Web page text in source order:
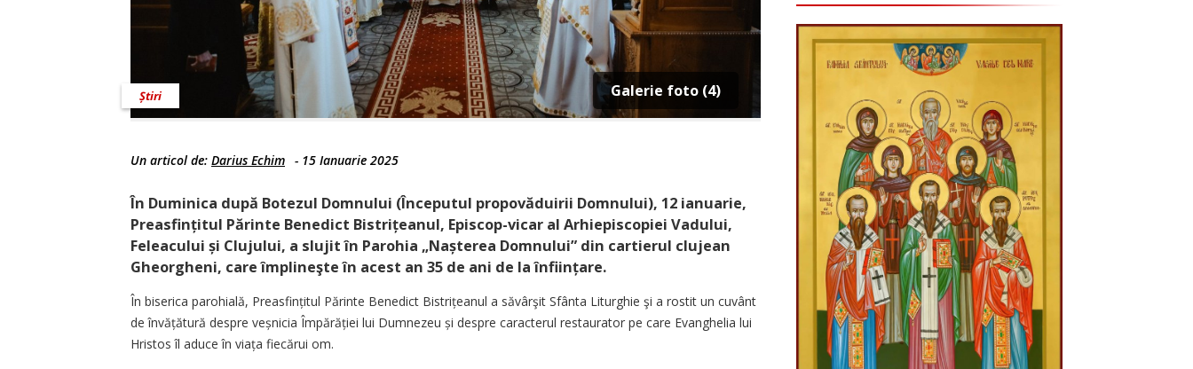
Galerie foto (4)
Știri
Un articol de: Darius Echim - 15 Ianuarie 2025
În Duminica după Botezul Domnului (Începutul propovăduirii Domnului), 12 ianuarie,
Preasfințitul Părinte Benedict Bistrițeanul, Episcop-vicar al Arhiepiscopiei Vadului,
Feleacului și Clujului, a slujit în Parohia „Nașterea Domnului” din cartierul clujean
Gheorgheni, care împlineşte în acest an 35 de ani de la înființare.
În biserica parohială, Prea­sfin­țitul Părinte Benedict Bistri­țea­nul a săvârşit Sfânta Liturghie şi a rostit un cuvânt
de învățătură despre veșnicia Împărăției lui Dumnezeu și despre caracterul restaurator pe care Evanghelia lui
Hristos îl aduce în viața fiecărui om.